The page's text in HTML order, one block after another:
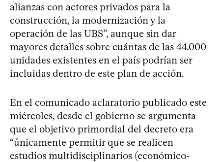
alianzas con actores privados para la
construcción, la modernización y la
operación de las UBS”, aunque sin dar
mayores detalles sobre cuántas de las 44.000
unidades existentes en el país podrían ser
incluidas dentro de este plan de acción.
En el comunicado aclaratorio publicado este
miércoles, desde el gobierno se argumenta
que el objetivo primordial del decreto era
“únicamente permitir que se realicen
estudios multidisciplinarios (económico-